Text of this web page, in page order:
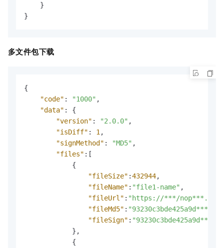
}
}
多文件包下载
{
"code" : "1000" ,
"data" :
{
"version" : "2.0.0" ,
"isDiff" : 1 ,
"signMethod" : "MD5" ,
"files" : [
{
"fileSize" :432944,
"fileName" : "file1-name" ,
"fileUrl" : "https://***/
"fileMd5" : "93230c3bde425a9d***"
"fileSign" : "93230c3bde425a9d****"
} ,
{